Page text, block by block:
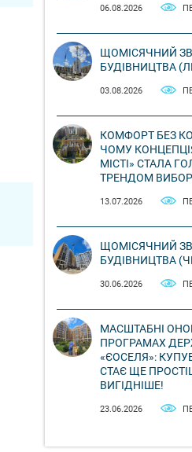
06.08.2026
ЩОМІСЯЧНИЙ
БУДІВНИЦТВА
03.08.2026
КОМФОРТ БЕЗ
ЧОМУ
МІСТІ» СТАЛА
ТРЕНДОМ
13.07.2026
ЩОМІСЯЧНИЙ
БУДІВНИЦТВА
30.06.2026
МАСШТАБНІ
ПРОГРАМАХ
«ЄОСЕЛЯ»:
СТАЄ ЩЕ
ВИГІДНІШЕ!
23.06.2026